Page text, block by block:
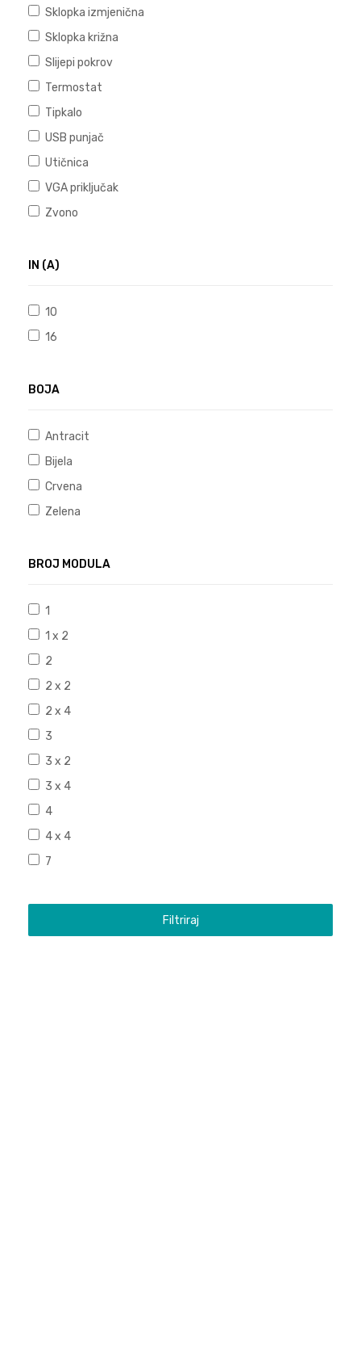
Sklopka izmjenična
Sklopka križna
Slijepi pokrov
Termostat
Tipkalo
USB punjač
Utičnica
VGA priključak
Zvono
IN (A)
10
16
BOJA
Antracit
Bijela
Crvena
Zelena
BROJ MODULA
1
1 x 2
2
2 x 2
2 x 4
3
3 x 2
3 x 4
4
4 x 4
7
Filtriraj